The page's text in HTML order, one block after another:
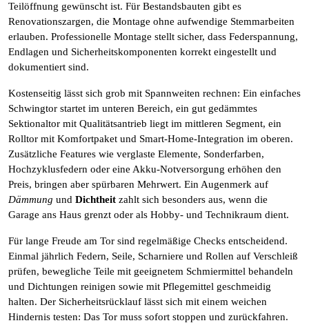
Teilöffnung gewünscht ist. Für Bestandsbauten gibt es
Renovationszargen, die Montage ohne aufwendige Stemmarbeiten
erlauben. Professionelle Montage stellt sicher, dass Federspannung,
Endlagen und Sicherheitskomponenten korrekt eingestellt und
dokumentiert sind.
Kostenseitig lässt sich grob mit Spannweiten rechnen: Ein einfaches
Schwingtor startet im unteren Bereich, ein gut gedämmtes
Sektionaltor mit Qualitätsantrieb liegt im mittleren Segment, ein
Rolltor mit Komfortpaket und Smart-Home-Integration im oberen.
Zusätzliche Features wie verglaste Elemente, Sonderfarben,
Hochzyklusfedern oder eine Akku-Notversorgung erhöhen den
Preis, bringen aber spürbaren Mehrwert. Ein Augenmerk auf
Dämmung und Dichtheit zahlt sich besonders aus, wenn die
Garage ans Haus grenzt oder als Hobby- und Technikraum dient.
Für lange Freude am Tor sind regelmäßige Checks entscheidend.
Einmal jährlich Federn, Seile, Scharniere und Rollen auf Verschleiß
prüfen, bewegliche Teile mit geeignetem Schmiermittel behandeln
und Dichtungen reinigen sowie mit Pflegemittel geschmeidig
halten. Der Sicherheitsrücklauf lässt sich mit einem weichen
Hindernis testen: Das Tor muss sofort stoppen und zurückfahren.